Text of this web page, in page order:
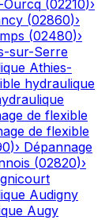
Ourcq (02210)›
(02860)›
(02480)›
sur-Serre
Athies-
hydraulique
de flexible
de flexible
)› Dépannage
(02820)›
Audigny
Augy